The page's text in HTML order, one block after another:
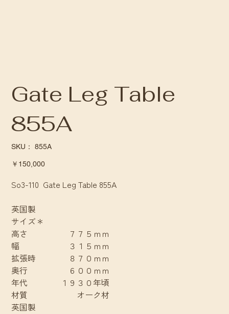
Gate Leg Table
855A
SKU：
SKU：
855A
価
￥150,000
So3-110 Gate Leg Table 855A
英国製
サイズ＊
高さ ７７５ｍｍ
幅 ３１５ｍｍ
拡張時 ８７０ｍｍ
奥行 ６００ｍｍ
年代 １９３０年頃
材質 オーク材
英国製